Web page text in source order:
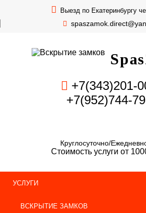
Выезд по Екатеринбургу
+7(343)201-
+7(952)744-
Круглосуточно/
Стоимость услуги от
УСЛУГИ
ВСКРЫТИЕ ЗАМКОВ